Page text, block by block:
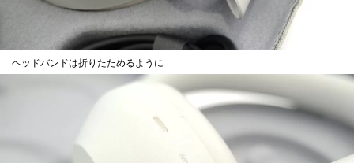
ヘッドバンドは折りたためるように